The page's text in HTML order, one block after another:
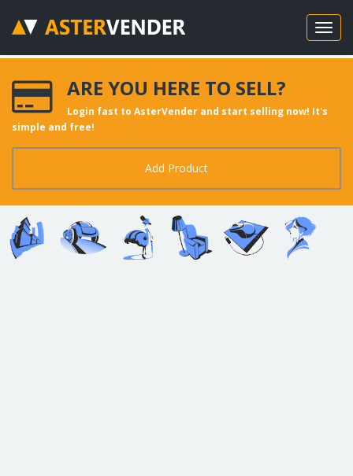
ARE YOU HERE TO SELL?
Login fast to AsterVender and start selling now! It's
simple and free!
Add Product